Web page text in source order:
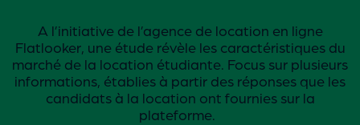
A l’initiative de l’agence de location en ligne
Flatlooker, une étude révèle les caractéristiques du
marché de la location étudiante. Focus sur plusieurs
informations, établies à partir des réponses que les
candidats à la location ont fournies sur la
plateforme.